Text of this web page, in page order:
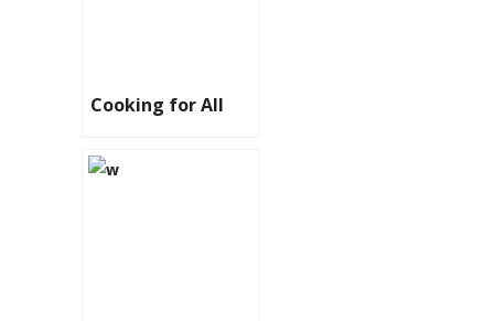
Cooking for All